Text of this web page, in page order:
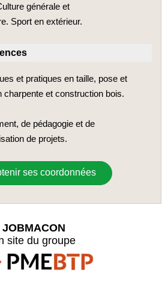
générale et
Sport en extérieur.
et pratiques en taille, pose et
charpente et construction bois.
de pédagogie et de
de projets.
ses coordonnées
JOBMACON
site du groupe